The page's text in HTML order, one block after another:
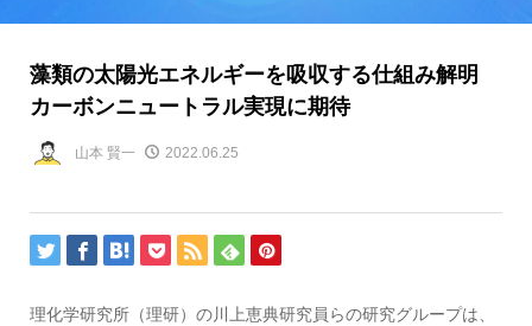
藻類の太陽光エネルギーを吸収する仕組み解明
カーボンニュートラル実現に期待
山本 賢一 2022.06.25
理化学研究所（理研）の川上恵典研究員らの研究グループは、